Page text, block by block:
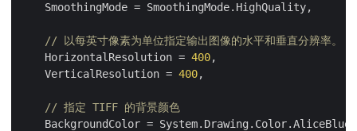
    SmoothingMode = SmoothingMode.HighQuality,
// 以每英寸像素为单位指定输出图像的水平和垂直分辨率。
    HorizontalResolution =
400,
    VerticalResolution =
400,
// 指定 TIFF 的背景颜色
    BackgroundColor = System.Drawing.Color.AliceBlue